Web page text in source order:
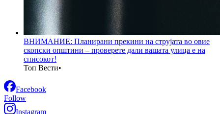
ВНИМАНИЕ: Планирани прекини на струјата во овие
скопски општини – проверете дали вашата улица е на
списокот!
Топ Вести•
Facebook
Follow
Instagram